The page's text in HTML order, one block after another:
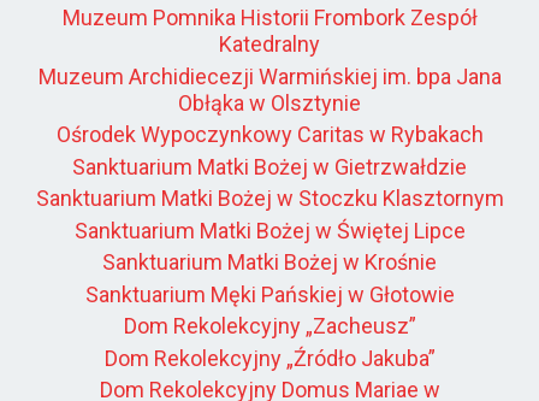
Muzeum Pomnika Historii Frombork Zespół
Katedralny
Muzeum Archidiecezji Warmińskiej im. bpa Jana
Obłąka w Olsztynie
Ośrodek Wypoczynkowy Caritas w Rybakach
Sanktuarium Matki Bożej w Gietrzwałdzie
Sanktuarium Matki Bożej w Stoczku Klasztornym
Sanktuarium Matki Bożej w Świętej Lipce
Sanktuarium Matki Bożej w Krośnie
Sanktuarium Męki Pańskiej w Głotowie
Dom Rekolekcyjny „Zacheusz”
Dom Rekolekcyjny „Źródło Jakuba”
Dom Rekolekcyjny Domus Mariae w